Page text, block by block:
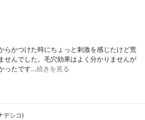
らかつけた時にちょっと刺激を感じたけど荒
せんでした。毛穴効果はよく分かりませんが
ったです…続きを見る
デシコ)